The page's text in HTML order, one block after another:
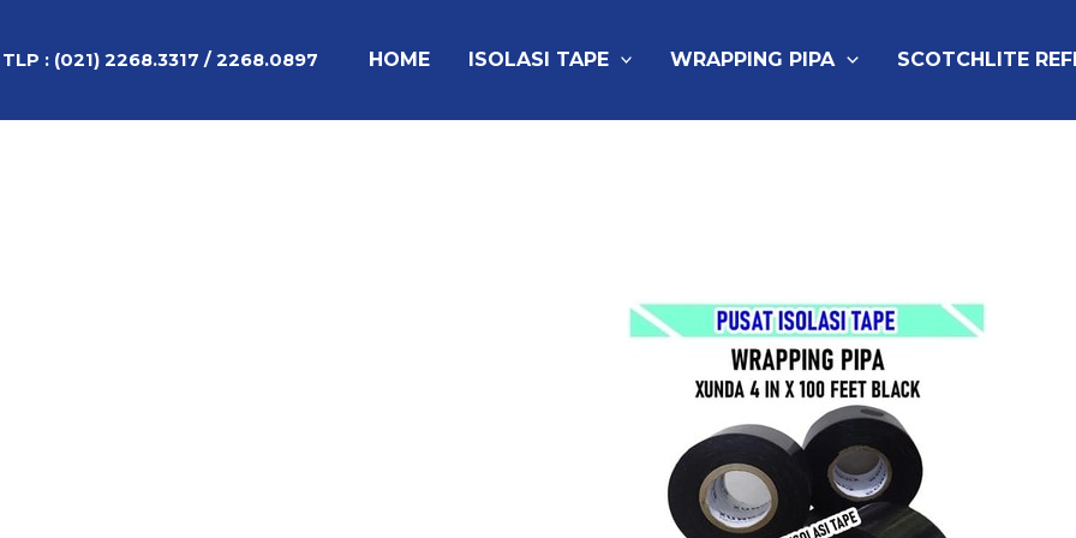
konten
TLP : (021) 2268.3317 / 2268.0897 HOME ISOLASI TAPE WRAPPING PIPA SCOTCHLITE